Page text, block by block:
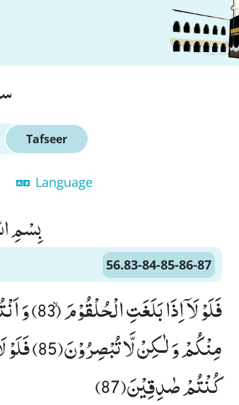
Tafseer
Language
بِسْمِ
56.83-84-85-86-87
كُنْتُمْ صٰدِقِیْنَ(87)